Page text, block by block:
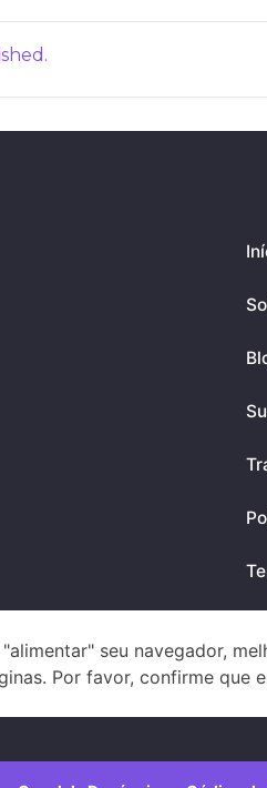
seu navegador,
Por favor, confirme que